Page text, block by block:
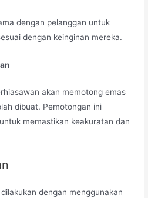
dengan pelanggan untuk
dengan keinginan mereka.
akan memotong emas
dibuat. Pemotongan ini
memastikan keakuratan dan
dengan menggunakan